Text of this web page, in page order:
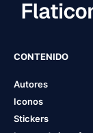
CONTENIDO
Autores
Iconos
Stickers